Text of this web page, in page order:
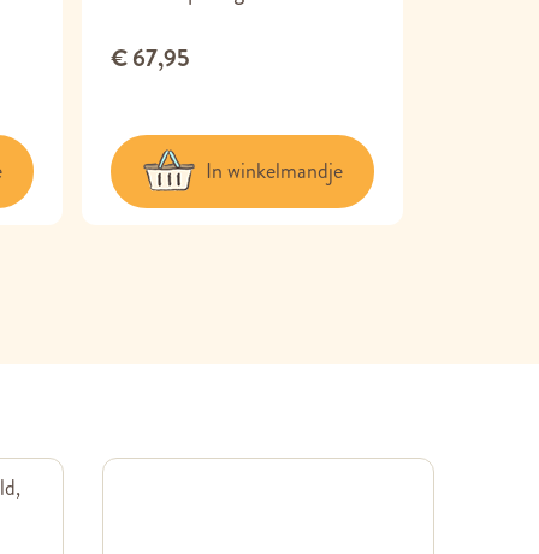
€ 67,95
In winkelmandje